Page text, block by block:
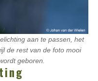
aan te passen, het
de rest van de foto mooi
geboren.